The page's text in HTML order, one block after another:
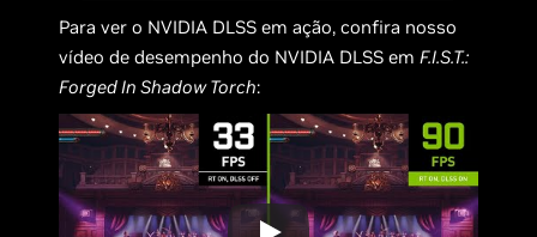
Para ver o NVIDIA DLSS em ação, confira nosso
vídeo de desempenho do NVIDIA DLSS em F.I.S.T.:
Forged In Shadow Torch: